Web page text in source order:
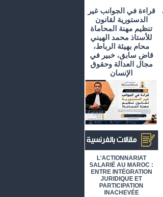
قراءة في الجوانب غير
الدستورية لقانون
تنظيم مهنة المحاماة
للأستاذ محمد الهيني
محام بهيئة الرباط،
قاض سابق، خبير في
مجال العدالة وحقوق
الإنسان
L'ACTIONNARIAT
SALARIÉ AU MAROC :
ENTRE INTÉGRATION
JURIDIQUE ET
PARTICIPATION
INACHEVÉE